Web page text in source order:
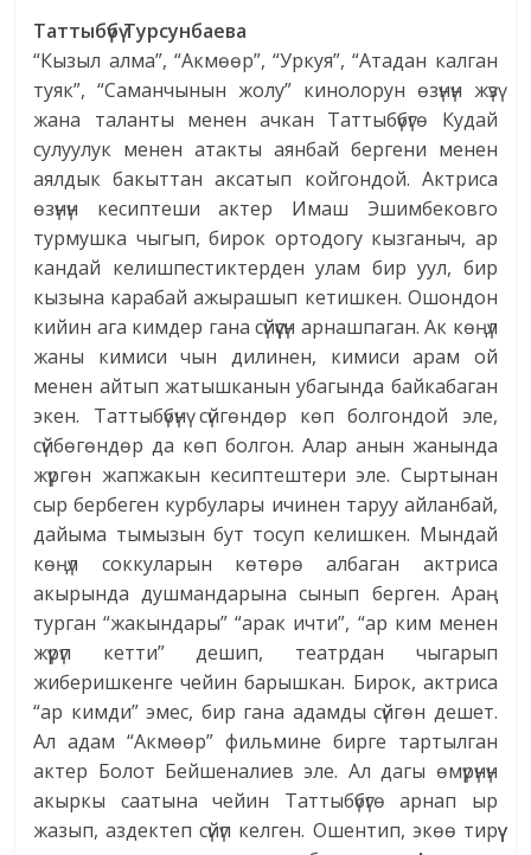
Таттыбүбү Турсунбаева
“Кызыл алма”, “Акмөөр”, “Уркуя”, “Атадан калган
туяк”, “Саманчынын жолу” кинолорун өзүнүн жүзү
жана таланты менен ачкан Таттыбүбүгө Кудай
сулуулук менен атакты аянбай бергени менен
аялдык бакыттан аксатып койгондой. Актриса
өзүнүн кесиптеши актер Имаш Эшимбековго
турмушка чыгып, бирок ортодогу кызганыч, ар
кандай келишпестиктерден улам бир уул, бир
кызына карабай ажырашып кетишкен. Ошондон
кийин ага кимдер гана сүйүүсүн арнашпаган. Ак көңүл
жаны кимиси чын дилинен, кимиси арам ой
менен айтып жатышканын убагында байкабаган
экен. Таттыбүбүнү сүйгөндөр көп болгондой эле,
сүйбөгөндөр да көп болгон. Алар анын жанында
жүргөн жапжакын кесиптештери эле. Сыртынан
сыр бербеген курбулары ичинен таруу айланбай,
дайыма тымызын бут тосуп келишкен. Мындай
көңүл соккуларын көтөрө албаган актриса
акырында душмандарына сынып берген. Араң
турган “жакындары” “арак ичти”, “ар ким менен
жүрүп кетти” дешип, театрдан чыгарып
жиберишкенге чейин барышкан. Бирок, актриса
“ар кимди” эмес, бир гана адамды сүйгөн дешет.
Ал адам “Акмөөр” фильмине бирге тартылган
актер Болот Бейшеналиев эле. Ал дагы өмүрүнүн
акыркы саатына чейин Таттыбүбүгө арнап ыр
жазып, аздектеп сүйүп келген. Ошентип, экөө тирүү